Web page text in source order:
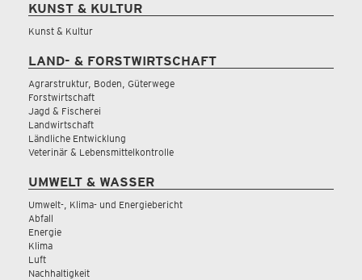
KUNST & KULTUR
Kunst & Kultur
LAND- & FORSTWIRTSCHAFT
Agrarstruktur, Boden, Güterwege
Forstwirtschaft
Jagd & Fischerei
Landwirtschaft
Ländliche Entwicklung
Veterinär & Lebensmittelkontrolle
UMWELT & WASSER
Umwelt-, Klima- und Energiebericht
Abfall
Energie
Klima
Luft
Nachhaltigkeit